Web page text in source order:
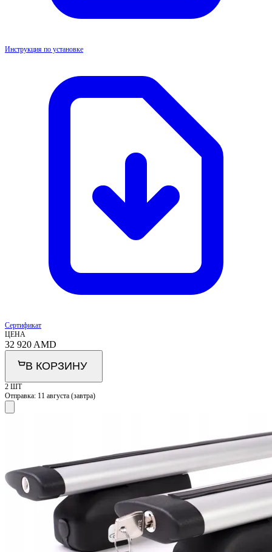
Инструкция по установке
Сертификат
ЦЕНА
32 920 AMD
В КОРЗИНУ
2 ШТ
Отправка: 11 августа (завтра)